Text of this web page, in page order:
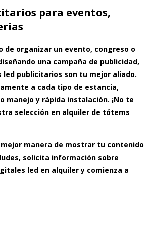
para eventos,
de organizar un evento, congreso o
una campaña de publicidad,
led publicitarios son tu mejor aliado.
a cada tipo de estancia,
manejo y rápida instalación. ¡No te
selección en alquiler de tótems
mejor manera de mostrar tu contenido
solicita información sobre
led en alquilery comienza a